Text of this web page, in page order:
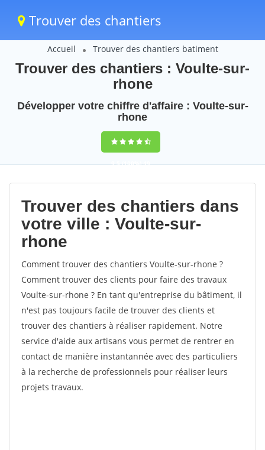
Trouver des chantiers
Accueil Trouver des chantiers batiment
Trouver des chantiers : Voulte-sur-
rhone
Développer votre chiffre d'affaire : Voulte-sur-
rhone
9,5(100%)49
votes
Trouver des chantiers dans
votre ville : Voulte-sur-
rhone
Comment trouver des chantiers Voulte-sur-rhone ?
Comment trouver des clients pour faire des travaux
Voulte-sur-rhone ? En tant qu'entreprise du bâtiment, il
n'est pas toujours facile de trouver des clients et
trouver des chantiers à réaliser rapidement. Notre
service d'aide aux artisans vous permet de rentrer en
contact de manière instantannée avec des particuliers
à la recherche de professionnels pour réaliser leurs
projets travaux.